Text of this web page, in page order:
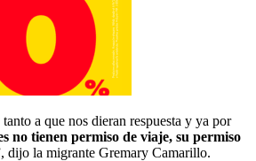
a que nos dieran respuesta y ya por
no tienen permiso de viaje, su permiso
dijo la migrante Gremary Camarillo.